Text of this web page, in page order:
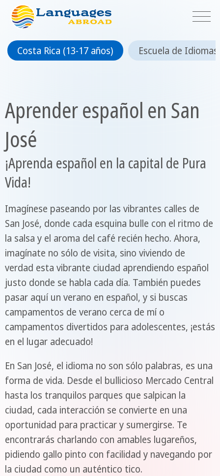
Costa Rica (13-17 años) Escuela de Idiomas
Aprender español en San
José
¡Aprenda español en la capital de Pura
Vida!
Imagínese paseando por las vibrantes calles de
San José, donde cada esquina bulle con el ritmo de
la salsa y el aroma del café recién hecho. Ahora,
imagínate no sólo de visita, sino viviendo de
verdad esta vibrante ciudad aprendiendo español
justo donde se habla cada día. También puedes
pasar aquí un verano en español, y si buscas
campamentos de verano cerca de mí o
campamentos divertidos para adolescentes, ¡estás
en el lugar adecuado!
En San José, el idioma no son sólo palabras, es una
forma de vida. Desde el bullicioso Mercado Central
hasta los tranquilos parques que salpican la
ciudad, cada interacción se convierte en una
oportunidad para practicar y sumergirse. Te
encontrarás charlando con amables lugareños,
pidiendo gallo pinto con facilidad y navegando por
la ciudad como un auténtico tico.